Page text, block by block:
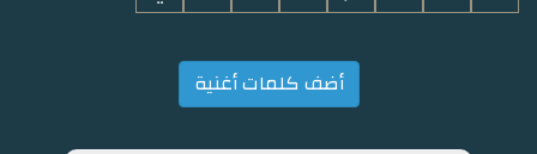
أضف كلمات أغنية